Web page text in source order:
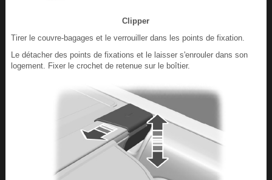
Clipper
Tirer le couvre-bagages et le verrouiller dans les points de fixation.
Le détacher des points de fixations et le laisser s'enrouler dans son
logement. Fixer le crochet de retenue sur le boîtier.